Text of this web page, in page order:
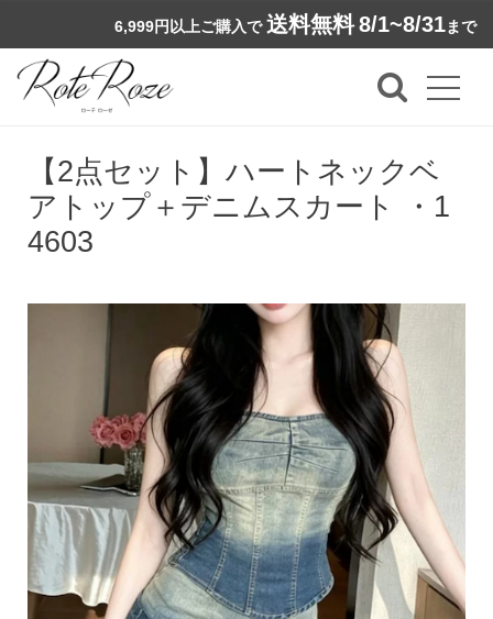
6,999円以上ご購入で 送料無料8/1~8/31まで
【2点セット】ハートネックベ
アトップ＋デニムスカート ・1
4603